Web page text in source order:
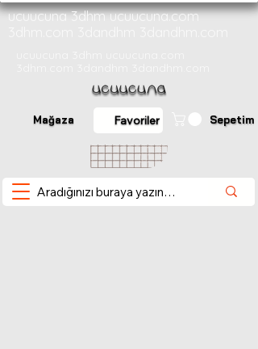
Mağaza Sepetim
Favoriler
ucuucuna 3dhm ucuucuna.com